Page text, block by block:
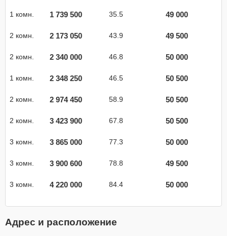
1 комн. 1 739 500 35.5 49 000
2 комн. 2 173 050 43.9 49 500
2 комн. 2 340 000 46.8 50 000
1 комн. 2 348 250 46.5 50 500
2 комн. 2 974 450 58.9 50 500
2 комн. 3 423 900 67.8 50 500
3 комн. 3 865 000 77.3 50 000
3 комн. 3 900 600 78.8 49 500
3 комн. 4 220 000 84.4 50 000
Адрес и расположение